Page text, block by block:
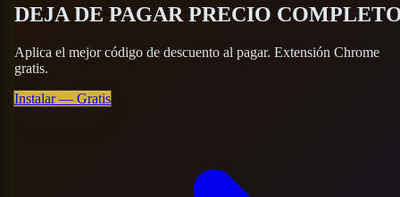
DEJA DE PAGAR PRECIO
Aplica el mejor código de descuento al pagar. Extensión Chrome
gratis.
Instalar — Gratis